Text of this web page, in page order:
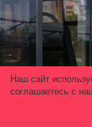
Наш сайт
соглашаетесь с